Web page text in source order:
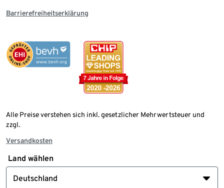
Barrierefreiheitserklärung
Alle Preise verstehen sich inkl. gesetzlicher Mehrwertsteuer und
zzgl.
Versandkosten
Land wählen
Deutschland